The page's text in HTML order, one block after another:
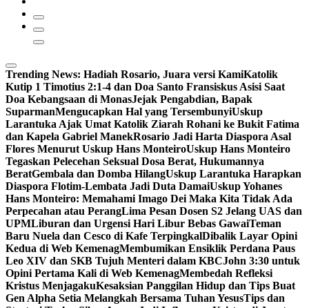
Trending News: Hadiah Rosario, Juara versi KamiKatolik
Kutip 1 Timotius 2:1-4 dan Doa Santo Fransiskus Asisi Saat
Doa Kebangsaan di MonasJejak Pengabdian, Bapak
SuparmanMengucapkan Hal yang TersembunyiUskup
Larantuka Ajak Umat Katolik Ziarah Rohani ke Bukit Fatima
dan Kapela Gabriel ManekRosario Jadi Harta Diaspora Asal
Flores Menurut Uskup Hans MonteiroUskup Hans Monteiro
Tegaskan Pelecehan Seksual Dosa Berat, Hukumannya
BeratGembala dan Domba HilangUskup Larantuka Harapkan
Diaspora Flotim-Lembata Jadi Duta DamaiUskup Yohanes
Hans Monteiro: Memahami Imago Dei Maka Kita Tidak Ada
Perpecahan atau PerangLima Pesan Dosen S2 Jelang UAS dan
UPMLiburan dan Urgensi Hari Libur Bebas GawaiTeman
Baru Nuela dan Cesco di Kafe TerpingkalDibalik Layar Opini
Kedua di Web KemenagMembumikan Ensiklik Perdana Paus
Leo XIV dan SKB Tujuh Menteri dalam KBCJohn 3:30 untuk
Opini Pertama Kali di Web KemenagMembedah Refleksi
Kristus MenjagakuKesaksian Panggilan Hidup dan Tips Buat
Gen Alpha Setia Melangkah Bersama Tuhan YesusTips dan